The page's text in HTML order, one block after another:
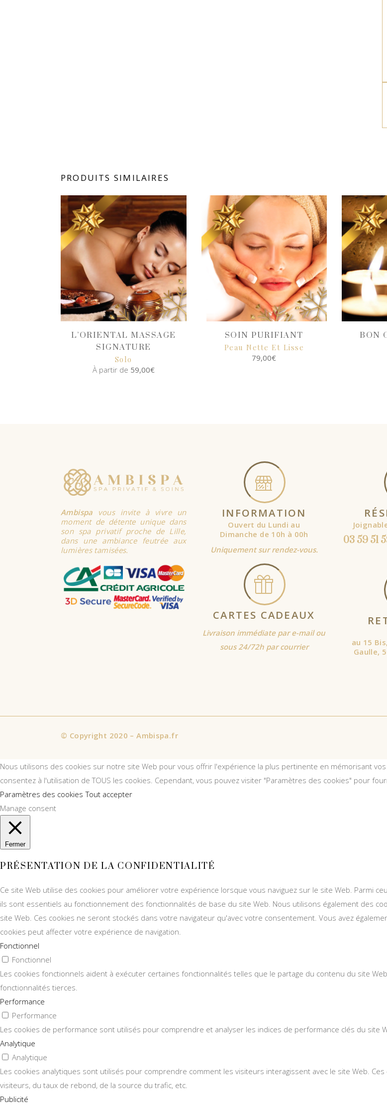
PRODUITS SIMILAIRES
L’ORIENTAL MASSAGE
SIGNATURE
Solo
À partir de 59,00€
SOIN PURIFIANT
Peau Nette Et Lisse
79,00€
BON
Ambispa vous invite à vivre un
moment de détente unique dans
son spa privatif proche de Lille,
dans une ambiance feutrée aux
lumières tamisées.
INFORMATION
Ouvert du Lundi au
Dimanche de 10h à 00h
Uniquement sur rendez-vous.
CARTES CADEAUX
Livraison immédiate par e-mail ou
sous 24/72h par courrier
03 59 51
au 15
Gaulle,
© Copyright 2020 – Ambispa.fr
Nous utilisons des cookies sur notre site Web pour vous offrir l'expérience la plus pertinente en mémorisant
consentez à l'utilisation de TOUS les cookies. Cependant, vous pouvez visiter "Paramètres des cookies" pour
Paramètres des cookies Tout accepter
Manage consent
Fermer
PRÉSENTATION DE LA CONFIDENTIALITÉ
Ce site Web utilise des cookies pour améliorer votre expérience lorsque vous naviguez sur le site Web. Parmi
ils sont essentiels au fonctionnement des fonctionnalités de base du site Web. Nous utilisons également des
site Web. Ces cookies ne seront stockés dans votre navigateur qu'avec votre consentement. Vous avez
cookies peut affecter votre expérience de navigation.
Fonctionnel
Fonctionnel
Les cookies fonctionnels aident à exécuter certaines fonctionnalités telles que le partage du contenu du site
fonctionnalités tierces.
Performance
Performance
Les cookies de performance sont utilisés pour comprendre et analyser les indices de performance clés du site
Analytique
Analytique
Les cookies analytiques sont utilisés pour comprendre comment les visiteurs interagissent avec le site Web.
visiteurs, du taux de rebond, de la source du trafic, etc.
Publicité